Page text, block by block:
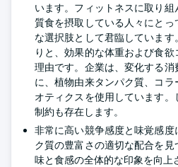
います。フィットネスに取り
質食を摂取している人々にと
な選択肢として君臨していま
りと、効果的な体重および食
理由です。企業は、変化する
に、植物由来タンパク質、コ
オティクスを使用しています
制約も存在します。
非常に高い競争感度と味覚感
ク質の豊富さの適切な配合を
味と食感の全体的な印象を向上